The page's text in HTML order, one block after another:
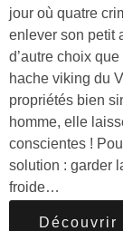
jour où quatre
enlever son petit
d’autre choix
hache viking du
propriétés bien
homme, elle
conscientes !
solution : garder
froide…
Découvrir